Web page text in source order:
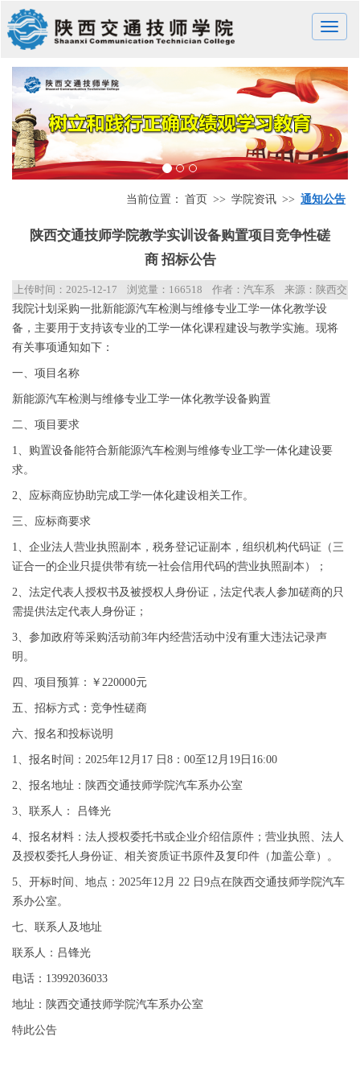
Toggle
当前位置： 首页 >> 学院资讯 >> 通知公告
陕西交通技师学院教学实训设备购置项目竞争性磋
商 招标公告
上传时间： 2025-12-17 浏览量： 166518 作者：汽车系
来源：陕西交
通技师学院
我院计划采购一批新能源汽车检测与维修专业工学一体化教学设
备，主要用于支持该专业的工学一体化课程建设与教学实施。现将
有关事项通知如下：
一、项目名称
新能源汽车检测与维修专业工学一体化教学设备购置
二、项目要求
1、购置设备能符合新能源汽车检测与维修专业工学一体化建设要
求。
2、应标商应协助完成工学一体化建设相关工作。
三、应标商要求
1、企业法人营业执照副本，税务登记证副本，组织机构代码证（三
证合一的企业只提供带有统一社会信用代码的营业执照副本）；
2、法定代表人授权书及被授权人身份证，法定代表人参加磋商的只
需提供法定代表人身份证；
3、参加政府等采购活动前3年内经营活动中没有重大违法记录声
明。
四、项目预算：￥220000元
五、招标方式：竞争性磋商
六、报名和投标说明
1、报名时间：2025年12月17 日8：00至12月19日16:00
2、报名地址：陕西交通技师学院汽车系办公室
3、联系人： 吕锋光
4、报名材料：法人授权委托书或企业介绍信原件；营业执照、法人
及授权委托人身份证、相关资质证书原件及复印件（加盖公章）。
5、开标时间、地点：2025年12月 22 日9点在陕西交通技师学院汽车
系办公室。
七、联系人及地址
联系人：吕锋光
电话：13992036033
地址：陕西交通技师学院汽车系办公室
特此公告